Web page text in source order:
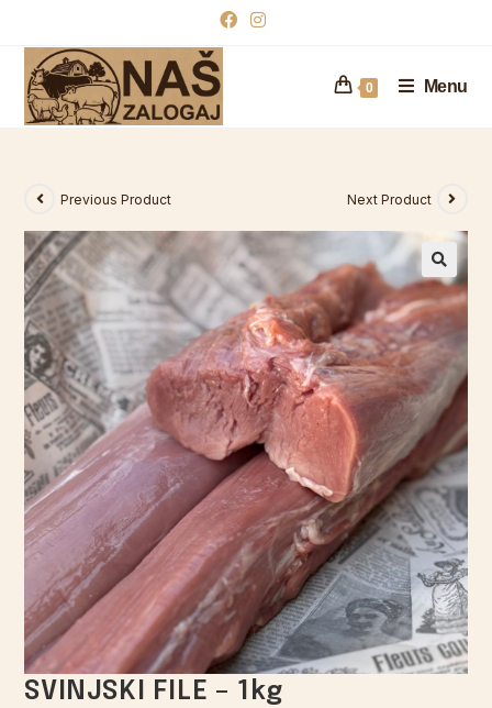
0 Menu
Previous Product Next Product
🔍
SVINJSKI FILE – 1kg